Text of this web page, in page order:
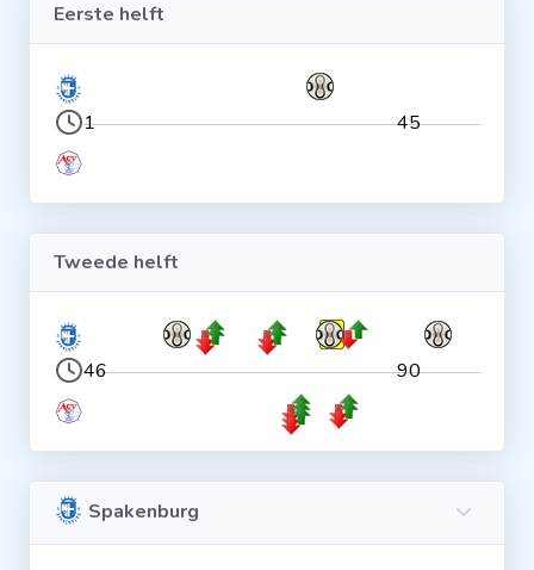
Eerste helft
1 45
Tweede helft
46 90
Spakenburg